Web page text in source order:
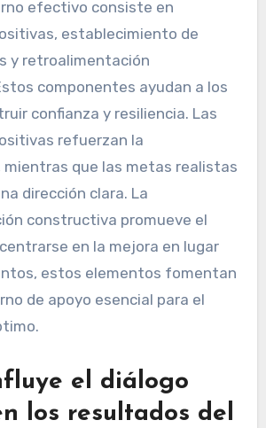
efectivo consiste en
establecimiento de
y retroalimentación
componentes ayudan a los
confianza y resiliencia. Las
refuerzan la
mientras que las metas realistas
dirección clara. La
constructiva promueve el
en la mejora en lugar
estos elementos fomentan
de apoyo esencial para el
el diálogo
los resultados del